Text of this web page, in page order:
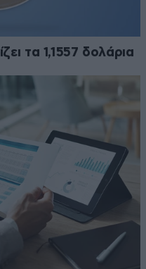
τα 1,1557 δολάρια